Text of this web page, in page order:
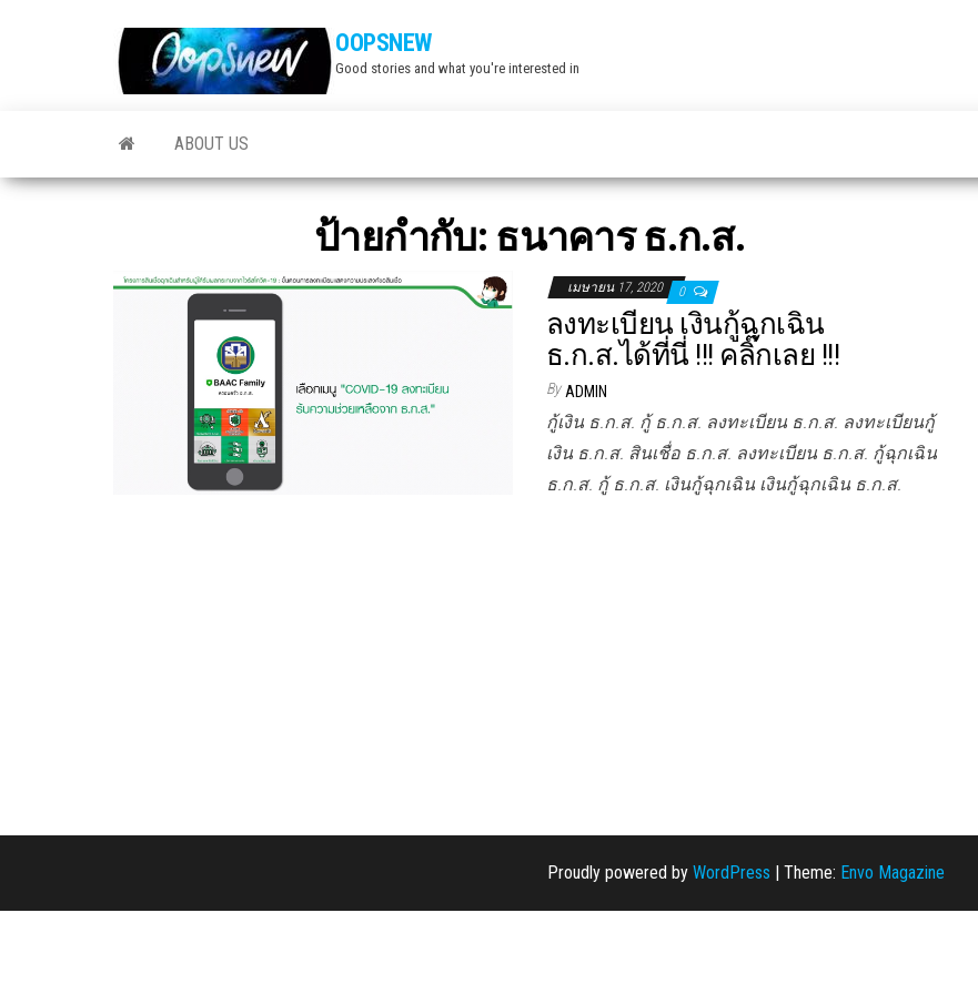
OOPSNEW
Good stories and what you're interested in
ABOUT US
ป้ายกำกับ: ธนาคาร ธ.ก.ส.
เมษายน 17, 2020 0
ลงทะเบียน เงินกู้ฉุกเฉิน
ธ.ก.ส.ได้ที่นี่ !!! คลิ๊กเลย !!!
By ADMIN
กู้เงิน ธ.ก.ส. กู้ ธ.ก.ส. ลงทะเบียน ธ.ก.ส. ลงทะเบียนกู้
เงิน ธ.ก.ส. สินเชื่อ ธ.ก.ส. ลงทะเบียน ธ.ก.ส. กู้ฉุกเฉิน
ธ.ก.ส. กู้ ธ.ก.ส. เงินกู้ฉุกเฉิน เงินกู้ฉุกเฉิน ธ.ก.ส.
Proudly powered by WordPress | Theme: Envo Magazine